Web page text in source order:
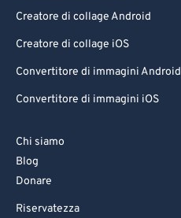
Creatore di collage Android
Creatore di collage iOS
Convertitore di immagini Android
Convertitore di immagini iOS
Chi siamo
Blog
Donare
Riservatezza